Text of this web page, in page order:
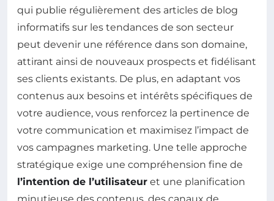
qui publie régulièrement des articles de blog
informatifs sur les tendances de son secteur
peut devenir une référence dans son domaine,
attirant ainsi de nouveaux prospects et fidélisant
ses clients existants. De plus, en adaptant vos
contenus aux besoins et intérêts spécifiques de
votre audience, vous renforcez la pertinence de
votre communication et maximisez l’impact de
vos campagnes marketing. Une telle approche
stratégique exige une compréhension fine de
l’intention de l’utilisateur et une planification